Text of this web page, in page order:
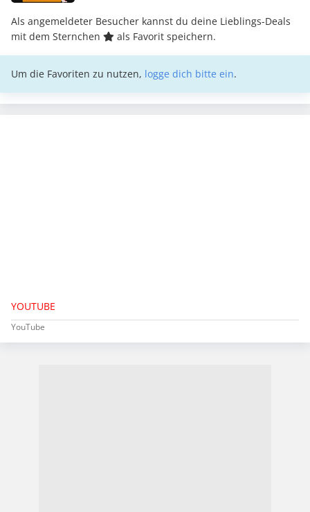
Als angemeldeter Besucher kannst du deine Lieblings-Deals
mit dem Sternchen
als Favorit speichern.
Um die Favoriten zu nutzen, logge dich bitte ein.
YOUTUBE
YouTube